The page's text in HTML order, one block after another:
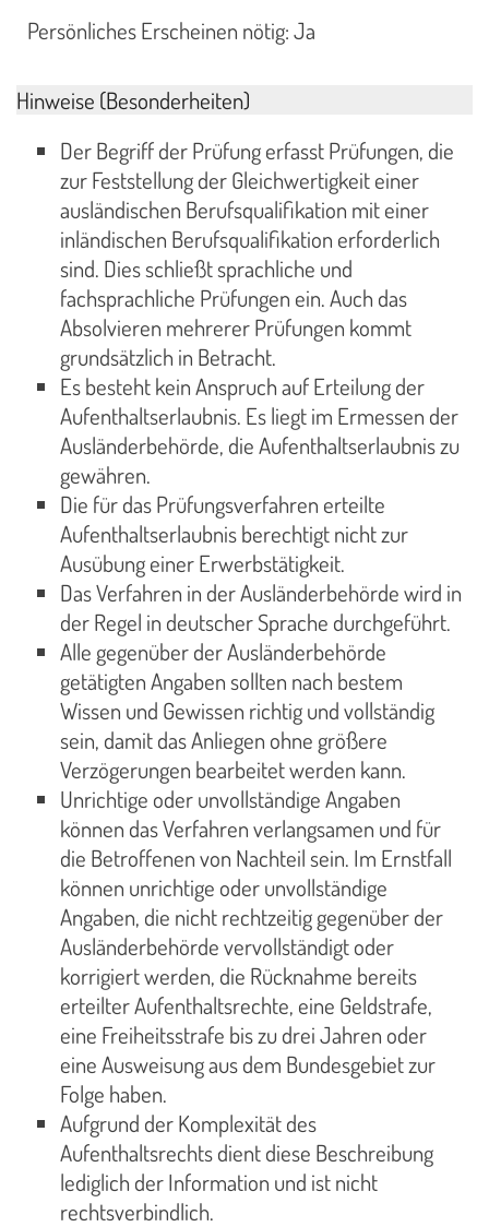
Persönliches Erscheinen nötig: Ja
Hinweise (Besonderheiten)
Der Begriff der Prüfung erfasst Prüfungen, die
zur Feststellung der Gleichwertigkeit einer
ausländischen Berufsqualifikation mit einer
inländischen Berufsqualifikation erforderlich
sind. Dies schließt sprachliche und
fachsprachliche Prüfungen ein. Auch das
Absolvieren mehrerer Prüfungen kommt
grundsätzlich in Betracht.
Es besteht kein Anspruch auf Erteilung der
Aufenthaltserlaubnis. Es liegt im Ermessen der
Ausländerbehörde, die Aufenthaltserlaubnis zu
gewähren.
Die für das Prüfungsverfahren erteilte
Aufenthaltserlaubnis berechtigt nicht zur
Ausübung einer Erwerbstätigkeit.
Das Verfahren in der Ausländerbehörde wird in
der Regel in deutscher Sprache durchgeführt.
Alle gegenüber der Ausländerbehörde
getätigten Angaben sollten nach bestem
Wissen und Gewissen richtig und vollständig
sein, damit das Anliegen ohne größere
Verzögerungen bearbeitet werden kann.
Unrichtige oder unvollständige Angaben
können das Verfahren verlangsamen und für
die Betroffenen von Nachteil sein. Im Ernstfall
können unrichtige oder unvollständige
Angaben, die nicht rechtzeitig gegenüber der
Ausländerbehörde vervollständigt oder
korrigiert werden, die Rücknahme bereits
erteilter Aufenthaltsrechte, eine Geldstrafe,
eine Freiheitsstrafe bis zu drei Jahren oder
eine Ausweisung aus dem Bundesgebiet zur
Folge haben.
Aufgrund der Komplexität des
Aufenthaltsrechts dient diese Beschreibung
lediglich der Information und ist nicht
rechtsverbindlich.